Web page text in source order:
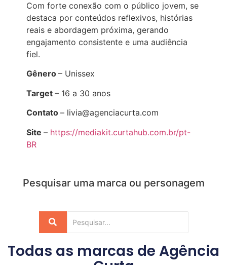
Com forte conexão com o público jovem, se
destaca por conteúdos reflexivos, histórias
reais e abordagem próxima, gerando
engajamento consistente e uma audiência
fiel.
Gênero– Unissex
Target– 16 a 30 anos
Contato– livia@agenciacurta.com
Site– https://mediakit.curtahub.com.br/pt-
BR
Pesquisar uma marca ou personagem
Todas as marcas de Agência